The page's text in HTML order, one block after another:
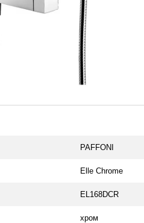
PAFFONI
Elle Сhrome
EL168DCR
хром